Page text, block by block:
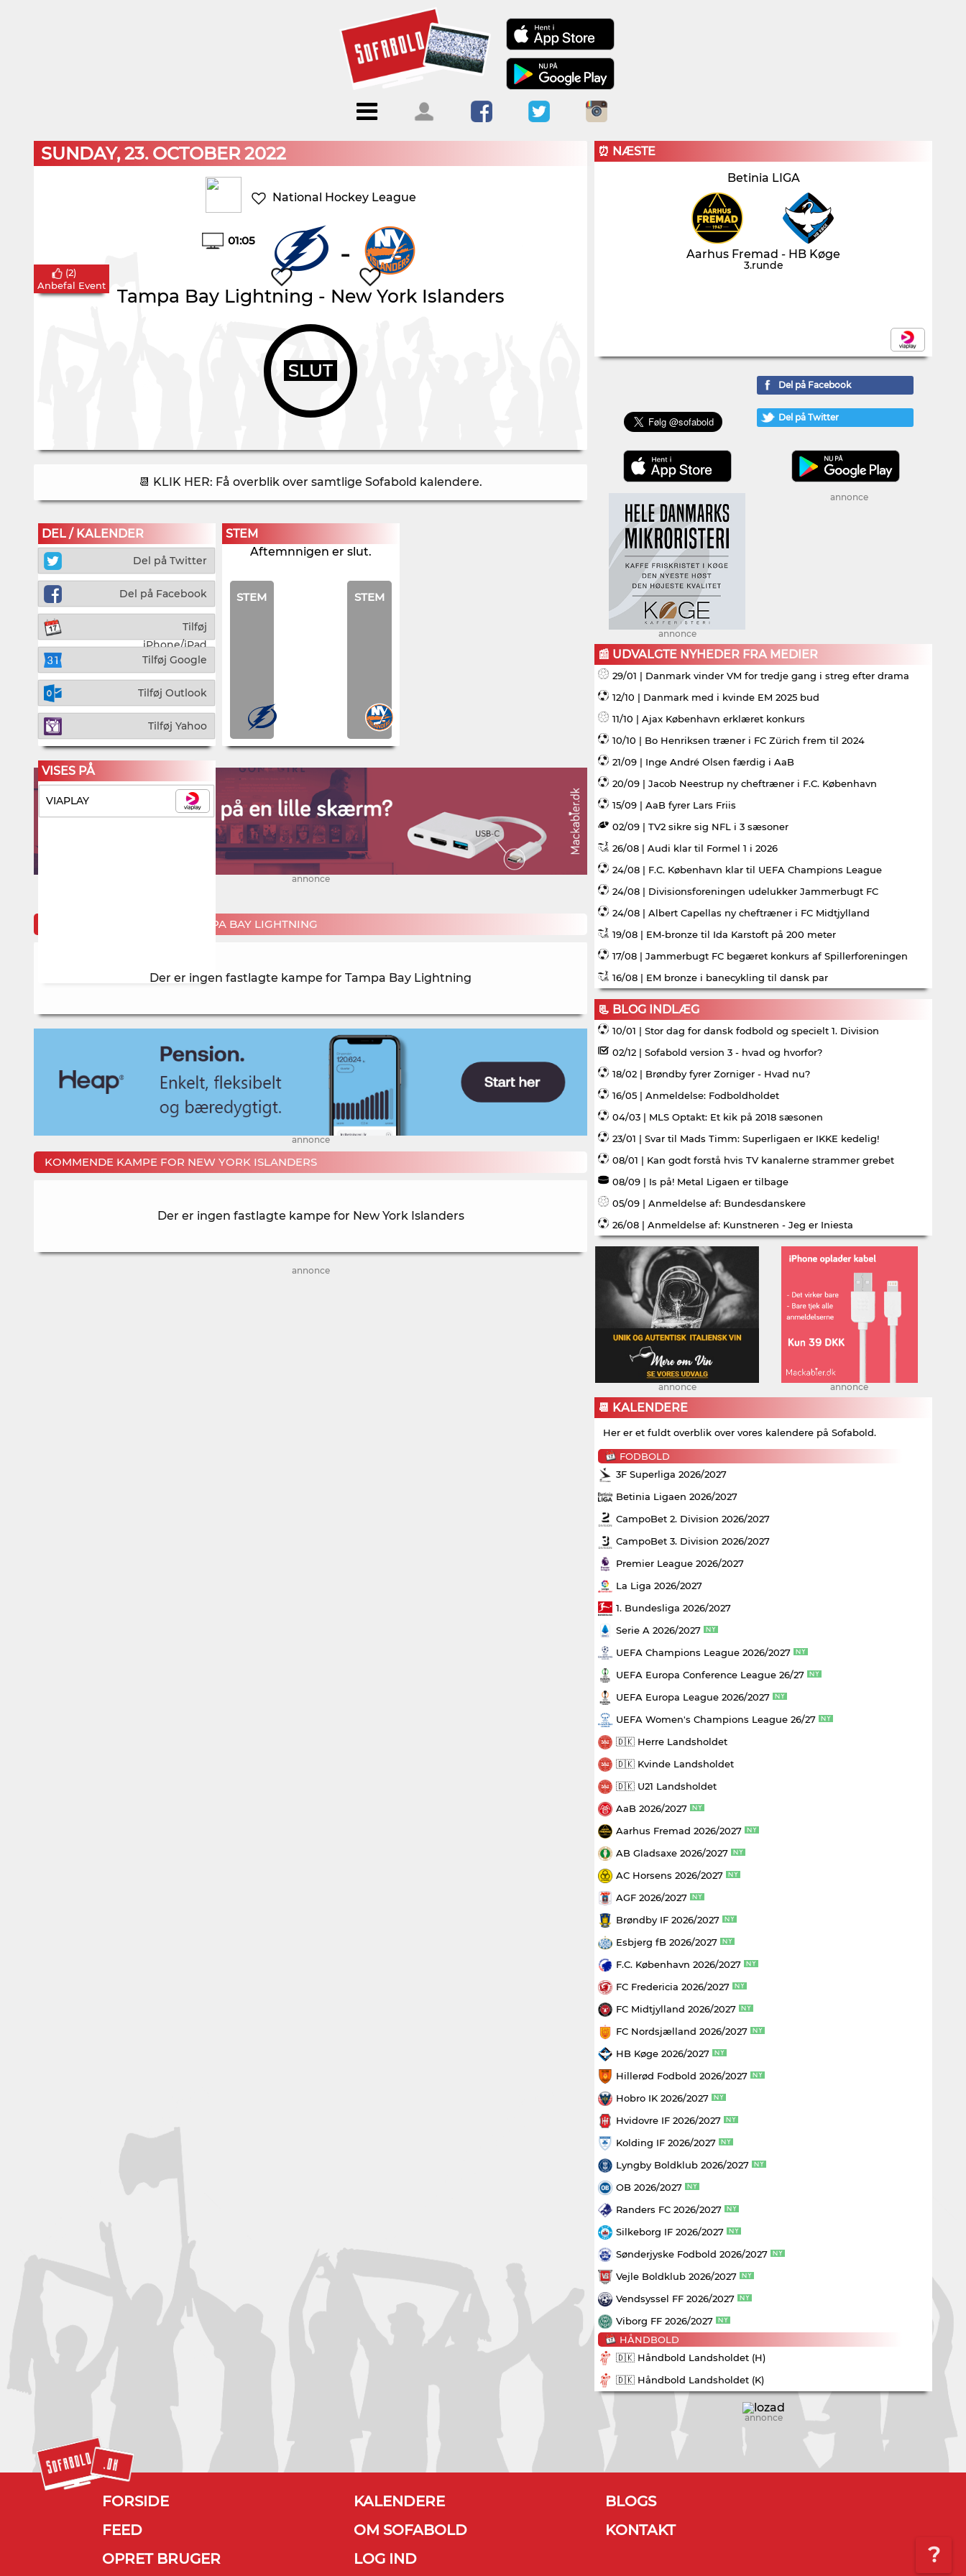
Menu
Forside Kalendere
Blogs
Om
Sofabold
Kontakt
Log ind
?
SUNDAY, 23. OCTOBER 2022
National Hockey League
01:05 -
Tampa Bay Lightning - New York Islanders
SLUT
(2)
Anbefal Event
📆 KLIK HER: Få overblik over samtlige Sofabold kalendere.
DEL / KALENDER
Del på Twitter
Del på Facebook
Tilføj
iPhone/iPad
Tilføj Google
Tilføj Outlook
Tilføj Yahoo
STEM
Aftemnnigen er slut.
STEM STEM
VISES PÅ
VIAPLAY
annonce
KOMMENDE KAMPE FOR TAMPA BAY LIGHTNING
Der er ingen fastlagte kampe for Tampa Bay Lightning
annonce
KOMMENDE KAMPE FOR NEW YORK ISLANDERS
Der er ingen fastlagte kampe for New York Islanders
annonce
⏰ NÆSTE
Betinia LIGA
Aarhus Fremad - HB Køge
3.runde
Del på Facebook
Del på Twitter
annonce
annonce
📰 UDVALGTE NYHEDER FRA MEDIER
29/01 | Danmark vinder VM for tredje gang i streg efter drama
12/10 | Danmark med i kvinde EM 2025 bud
11/10 | Ajax København erklæret konkurs
10/10 | Bo Henriksen træner i FC Zürich frem til 2024
21/09 | Inge André Olsen færdig i AaB
20/09 | Jacob Neestrup ny cheftræner i F.C. København
15/09 | AaB fyrer Lars Friis
02/09 | TV2 sikre sig NFL i 3 sæsoner
26/08 | Audi klar til Formel 1 i 2026
24/08 | F.C. København klar til UEFA Champions League
24/08 | Divisionsforeningen udelukker Jammerbugt FC
24/08 | Albert Capellas ny cheftræner i FC Midtjylland
19/08 | EM-bronze til Ida Karstoft på 200 meter
17/08 | Jammerbugt FC begæret konkurs af Spillerforeningen
16/08 | EM bronze i banecykling til dansk par
📃 BLOG INDLÆG
10/01 | Stor dag for dansk fodbold og specielt 1. Division
02/12 | Sofabold version 3 - hvad og hvorfor?
18/02 | Brøndby fyrer Zorniger - Hvad nu?
16/05 | Anmeldelse: Fodboldholdet
04/03 | MLS Optakt: Et kik på 2018 sæsonen
23/01 | Svar til Mads Timm: Superligaen er IKKE kedelig!
08/01 | Kan godt forstå hvis TV kanalerne strammer grebet
08/09 | Is på! Metal Ligaen er tilbage
05/09 | Anmeldelse af: Bundesdanskere
26/08 | Anmeldelse af: Kunstneren - Jeg er Iniesta
annonce annonce
📆 KALENDERE
Her er et fuldt overblik over vores kalendere på Sofabold.
FODBOLD
3F Superliga 2026/2027
Betinia Ligaen 2026/2027
CampoBet 2. Division 2026/2027
CampoBet 3. Division 2026/2027
Premier League 2026/2027
La Liga 2026/2027
1. Bundesliga 2026/2027
Serie A 2026/2027
UEFA Champions League 2026/2027
UEFA Europa Conference League 26/27
UEFA Europa League 2026/2027
UEFA Women's Champions League 26/27
🇩🇰 Herre Landsholdet
🇩🇰 Kvinde Landsholdet
🇩🇰 U21 Landsholdet
AaB 2026/2027
Aarhus Fremad 2026/2027
AB Gladsaxe 2026/2027
AC Horsens 2026/2027
AGF 2026/2027
Brøndby IF 2026/2027
Esbjerg fB 2026/2027
F.C. København 2026/2027
FC Fredericia 2026/2027
FC Midtjylland 2026/2027
FC Nordsjælland 2026/2027
HB Køge 2026/2027
Hillerød Fodbold 2026/2027
Hobro IK 2026/2027
Hvidovre IF 2026/2027
Kolding IF 2026/2027
Lyngby Boldklub 2026/2027
OB 2026/2027
Randers FC 2026/2027
Silkeborg IF 2026/2027
Sønderjyske Fodbold 2026/2027
Vejle Boldklub 2026/2027
Vendsyssel FF 2026/2027
Viborg FF 2026/2027
HÅNDBOLD
🇩🇰 Håndbold Landsholdet (H)
🇩🇰 Håndbold Landsholdet (K)
annonce
FORSIDE KALENDERE
BLOGS
FEED
OM SOFABOLD
KONTAKT
OPRET BRUGER
LOG IND